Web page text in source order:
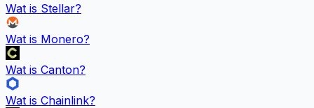
Wat is Stellar?
Wat is Monero?
Wat is Canton?
Wat is Chainlink?